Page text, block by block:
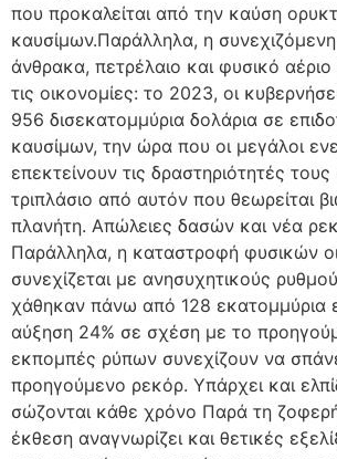
που προκαλείται από την καύση
καυσίμων.Παράλληλα, η
άνθρακα, πετρέλαιο και φυσικό αέριο
τις οικονομίες: το 2023, οι
956 δισεκατομμύρια δολάρια σε
καυσίμων, την ώρα που οι μεγάλοι
επεκτείνουν τις δραστηριότητές
τριπλάσιο από αυτόν που θεωρείται
πλανήτη. Απώλειες δασών και νέα
Παράλληλα, η καταστροφή φυσικών
συνεχίζεται με ανησυχητικούς
χάθηκαν πάνω από 128 εκατομμύρια
αύξηση 24% σε σχέση με το
εκπομπές ρύπων συνεχίζουν να
προηγούμενο ρεκόρ. Υπάρχει και
σώζονται κάθε χρόνο Παρά τη
έκθεση αναγνωρίζει και θετικές